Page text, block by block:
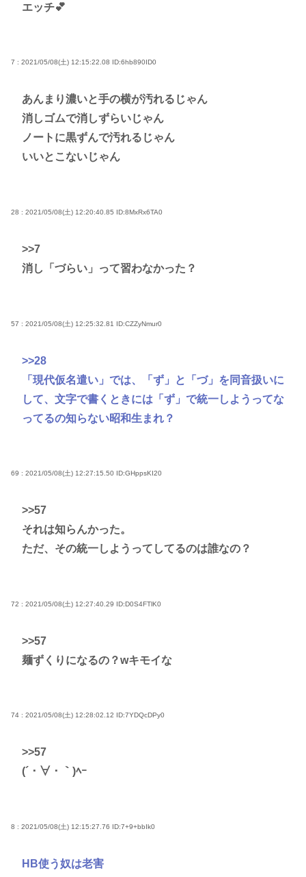
エッチ💕
7 : 2021/05/08(土) 12:15:22.08 ID:6hb890ID0
あんまり濃いと手の横が汚れるじゃん
消しゴムで消しずらいじゃん
ノートに黒ずんで汚れるじゃん
いいとこないじゃん
28 : 2021/05/08(土) 12:20:40.85 ID:8MxRx6TA0
>>7
消し「づらい」って習わなかった？
57 : 2021/05/08(土) 12:25:32.81 ID:CZZyNmur0
>>28
「現代仮名遣い」では、「ず」と「づ」を同音扱いに
して、文字で書くときには「ず」で統一しようってな
ってるの知らない昭和生まれ？
69 : 2021/05/08(土) 12:27:15.50 ID:GHppsKI20
>>57
それは知らんかった。
ただ、その統一しようってしてるのは誰なの？
72 : 2021/05/08(土) 12:27:40.29 ID:D0S4FTlK0
>>57
麺ずくりになるの？wキモイな
74 : 2021/05/08(土) 12:28:02.12 ID:7YDQcDPy0
>>57
(´・∀・｀)ﾍｰ
8 : 2021/05/08(土) 12:15:27.76 ID:7+9+bbIk0
HB使う奴は老害